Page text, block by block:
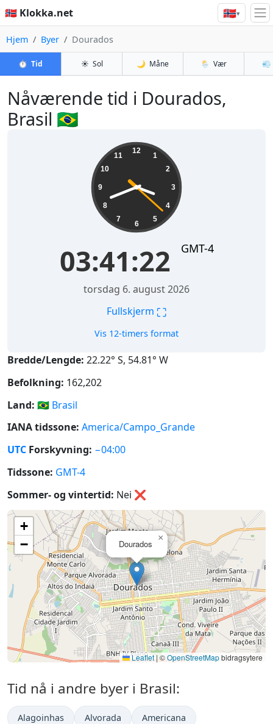
🇳🇴 Klokka.net 🇳🇴▾
Hjem Byer Dourados
⏱️ Tid ☀️ Sol 🌙 Måne 🌦️ Vær 💨
Nåværende tid i Dourados,
Brasil 🇧🇷
12
1
2
3
4
5
6
7
8
9
10
11
03:41:23 GMT-4
torsdag 6. august 2026
Fullskjerm ⛶
Vis 12-timers format
Bredde/Lengde: 22.22° S, 54.81° W
Befolkning: 162,202
Land: 🇧🇷 Brasil
IANA tidssone: America/Campo_Grande
UTC Forskyvning: −04:00
Tidssone: GMT-4
Sommer- og vintertid: Nei ❌
Dourados
×
+
−
Leaflet | ©OpenStreetMapbidragsytere
Tid nå i andre byer i Brasil:
Alagoinhas Alvorada Americana